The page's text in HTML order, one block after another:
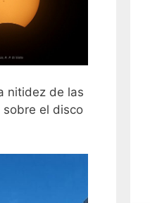
nitidez de las
sobre el disco